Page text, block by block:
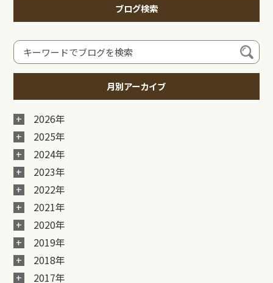
ブログ検索
月別アーカイブ
2026年
2025年
2024年
2023年
2022年
2021年
2020年
2019年
2018年
2017年